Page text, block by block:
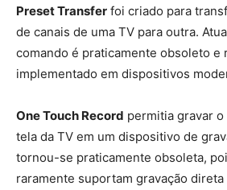
Preset Transfer foi criado para
de canais de uma TV para outra.
comando é praticamente obsoleto e
implementado em dispositivos
One Touch Record permitia gravar
tela da TV em um dispositivo de
tornou-se praticamente obsoleta,
raramente suportam gravação